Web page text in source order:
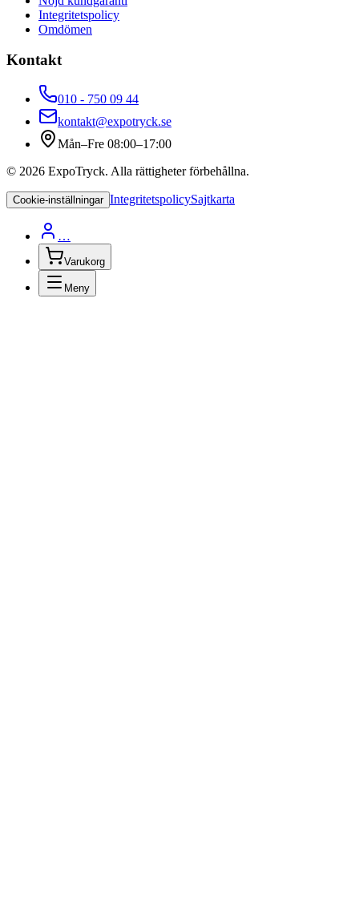
Integritetspolicy
Omdömen
Kontakt
010 - 750 09 44
kontakt@expotryck.se
Mån–Fre 08:00–17:00
© 2026 ExpoTryck. Alla rättigheter förbehållna.
Cookie-inställningar IntegritetspolicySajtkarta
…
Varukorg
Meny